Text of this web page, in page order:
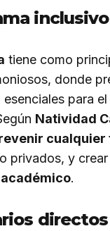
tiene como
donde
para
Natividad
cualquier
privados, y
.